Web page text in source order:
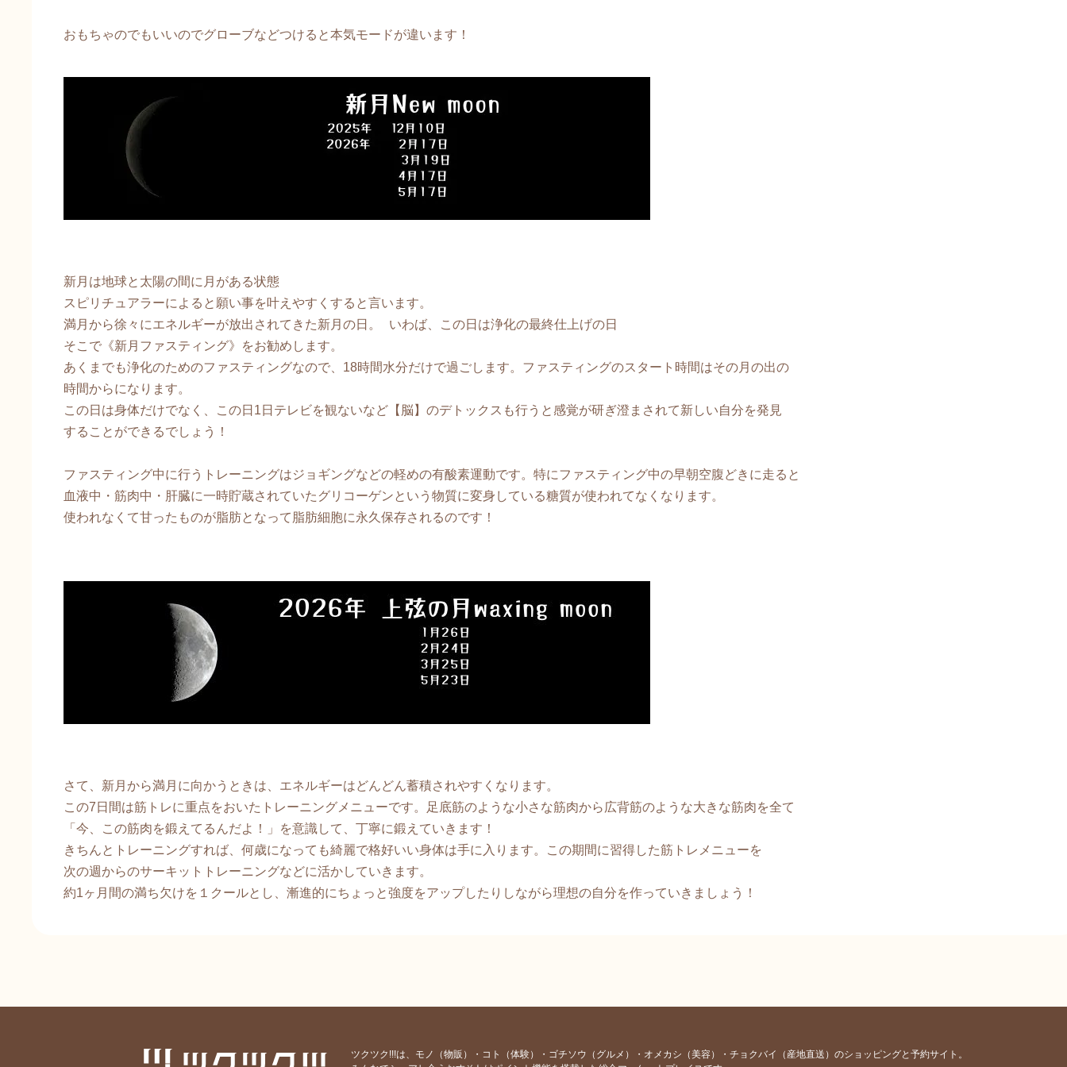
おもちゃのでもいいのでグローブなどつけると本気モードが違います！
新月は地球と太陽の間に月がある状態
スピリチュアラーによると願い事を叶えやすくすると言います。
満月から徐々にエネルギーが放出されてきた新月の日。 いわば、この日は浄化の最終仕上げの日
そこで《新月ファスティング》をお勧めします。
あくまでも浄化のためのファスティングなので、18時間水分だけで過ごします。ファスティングのスタート時間はその月の出の
時間からになります。
この日は身体だけでなく、この日1日テレビを観ないなど【脳】のデトックスも行うと感覚が研ぎ澄まされて新しい自分を発見
することができるでしょう！
ファスティング中に行うトレーニングはジョギングなどの軽めの有酸素運動です。特にファスティング中の早朝空腹どきに走ると
血液中・筋肉中・肝臓に一時貯蔵されていたグリコーゲンという物質に変身している糖質が使われてなくなります。
使われなくて甘ったものが脂肪となって脂肪細胞に永久保存されるのです！
さて、新月から満月に向かうときは、エネルギーはどんどん蓄積されやすくなります。
この7日間は筋トレに重点をおいたトレーニングメニューです。足底筋のような小さな筋肉から広背筋のような大きな筋肉を全て
「今、この筋肉を鍛えてるんだよ！」を意識して、丁寧に鍛えていきます！
きちんとトレーニングすれば、何歳になっても綺麗で格好いい身体は手に入ります。この期間に習得した筋トレメニューを
次の週からのサーキットトレーニングなどに活かしていきます。
約1ヶ月間の満ち欠けを１クールとし、漸進的にちょっと強度をアップしたりしながら理想の自分を作っていきましょう！
ツクツク!!!は、モノ（物販）・コト（体験）・ゴチソウ（グルメ）・オメカシ（美容）・チョクバイ（産地直送）のショッピングと予約サイト。